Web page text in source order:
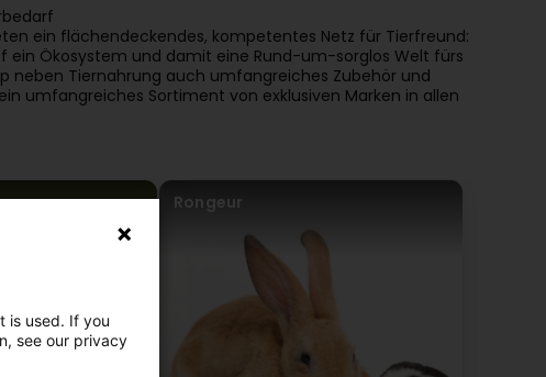
ein flächendeckendes, kompetentes Netz für Tierfreund:
ein Ökosystem und damit eine Rund-um-sorglos Welt fürs
neben Tiernahrung auch umfangreiches Zubehör und
umfangreiches Sortiment von exklusiven Marken in allen
Rongeur
is used. If you
see our privacy